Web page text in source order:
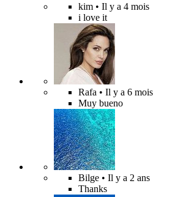
kim • Il y a 4 mois
i love it
Rafa • Il y a 6 mois
Muy bueno
Bilge • Il y a 2 ans
Thanks